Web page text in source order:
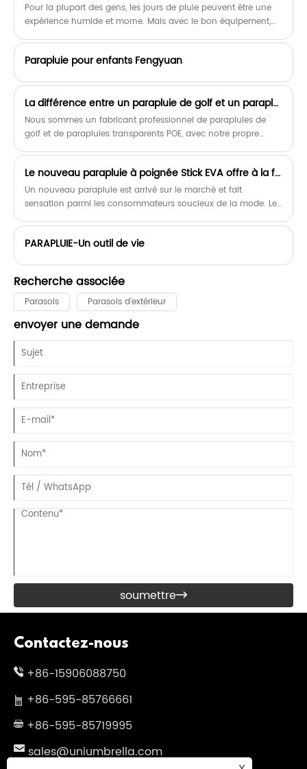
Pour la plupart des gens, les jours de pluie peuvent être une
expérience humide et morne. Mais avec le bon équipement,
jours de pluie est un parapluie anti-pluie à long bâton. Non
Parapluie pour enfants Fengyuan
La différence entre un parapluie de golf et un parapluie normal
Nous sommes un fabricant professionnel de parapluies de
golf et de parapluies transparents POE, avec notre propre
propre département de broderie, de sérigraphie et
d'impression par transfert.
Le nouveau parapluie à poignée Stick EVA offre à la fois style et fonctionnalité
Un nouveau parapluie est arrivé sur le marché et fait
sensation parmi les consommateurs soucieux de la mode. Le
l'accessoire parfait pour tous ceux qui cherchent à rester au
PARAPLUIE-Un outil de vie
Recherche associée
Parasols Parasols d'extérieur
envoyer une demande
soumettre
Contactez-nous
+86-15906088750
+86-595-85766661
+86-595-85719995
sales@uniumbrella.com